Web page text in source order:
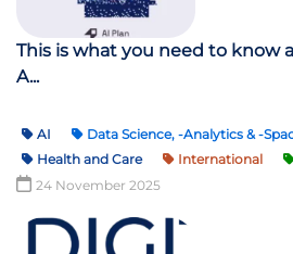
This is what you need to know
A...
AI Data Science, -Analytics & -
Health and Care
International
24 November 2025